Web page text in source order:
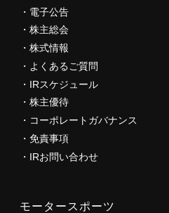
電子公告
株主総会
株式情報
よくあるご質問
IRスケジュール
株主優待
コーポレートガバナンス
免責事項
IRお問い合わせ
モータースポーツ